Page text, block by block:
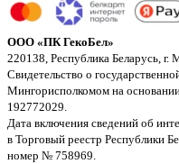
ООО «ПК ГекоБел»
220138, Республика Беларусь,
Свидетельство о
Мингорисполкомом на
192772029.
Дата включения сведений об
в Торговый реестр Республики
номер № 758969.